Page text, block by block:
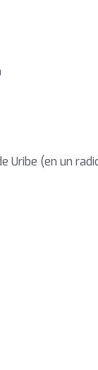
Uribe (en un